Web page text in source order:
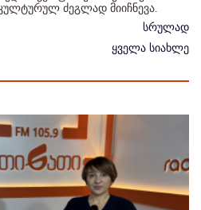
ძეგლად მიიჩნევა.
სრულად
ყველა სიახლე